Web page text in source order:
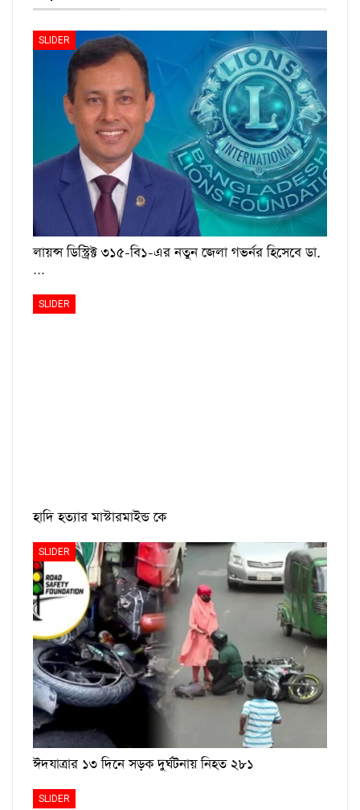
SLIDER
লায়ন্স ডিস্ট্রিক্ট ৩১৫-বি১-এর নতুন জেলা গভর্নর হিসেবে ডা.
…
SLIDER
হাদি হত্যার মাস্টারমাইন্ড কে
SLIDER
ঈদযাত্রার ১৩ দিনে সড়ক দুর্ঘটনায় নিহত ২৮১
SLIDER